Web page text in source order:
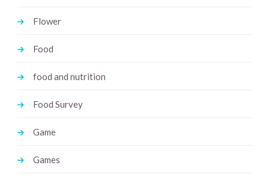
Flower
Food
food and nutrition
Food Survey
Game
Games